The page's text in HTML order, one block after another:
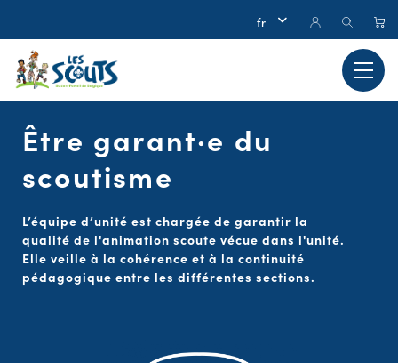
Être garant·e du
scoutisme
L’équipe d’unité est chargée de garantir la
qualité de l'animation scoute vécue dans l'unité.
Elle veille à la cohérence et à la continuité
pédagogique entre les différentes sections.